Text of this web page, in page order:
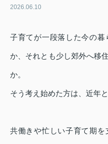
2026.06.10
子育てが一段落した今の
か、それとも少し郊外へ移
か。
そう考え始めた方は、近年
共働きや忙しい子育て期